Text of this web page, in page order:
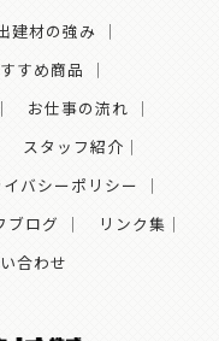
建材の強み
すめ商品
お仕事の流れ
スタッフ紹介
イバシーポリシー
ブログ リンク集
合わせ